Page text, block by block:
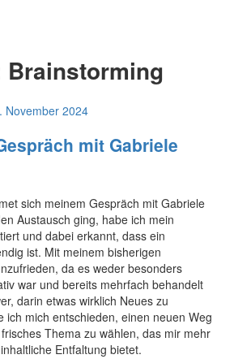
Brainstorming
November 2024
mit Gabriele
sich meinem Gespräch mit Gabriele
Austausch ging, habe ich mein
und dabei erkannt, dass ein
ist. Mit meinem bisherigen
da es weder besonders
war und bereits mehrfach behandelt
darin etwas wirklich Neues zu
ich mich entschieden, einen neuen Weg
Thema zu wählen, das mir mehr
Entfaltung bietet.